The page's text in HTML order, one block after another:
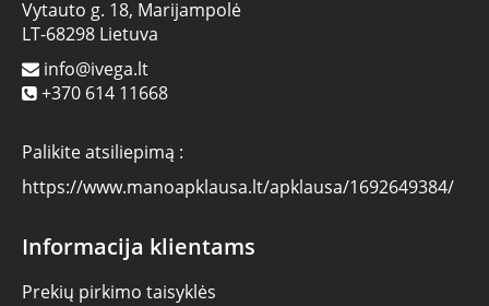
Vytauto g. 18, Marijampolė
LT-68298 Lietuva
info@ivega.lt
+370 614 11668
Palikite atsiliepimą :
https://www.manoapklausa.lt/apklausa/1692649384/
Informacija klientams
Prekių pirkimo taisyklės